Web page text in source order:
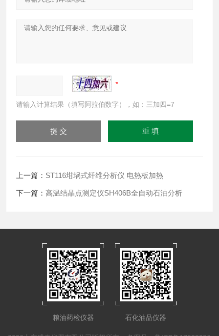
请输入计算结果（填写阿拉伯数字），如：三加四=7
上一篇： ST116坩埚式纤维分析仪 电热板加热
下一篇：高温结晶点测定仪SH406B全自动石油分析
粮油药检仪器 石化油品仪器